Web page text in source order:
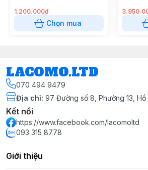
1.200.000đ
Chọn mua
LACOMO.LTD
070 494 9479
Địa chỉ: 97 Đường số 8, Phường 13, Hồ
Kết nối
https://www.facebook.com/lacomoltd
093 315 8778
Giới thiệu